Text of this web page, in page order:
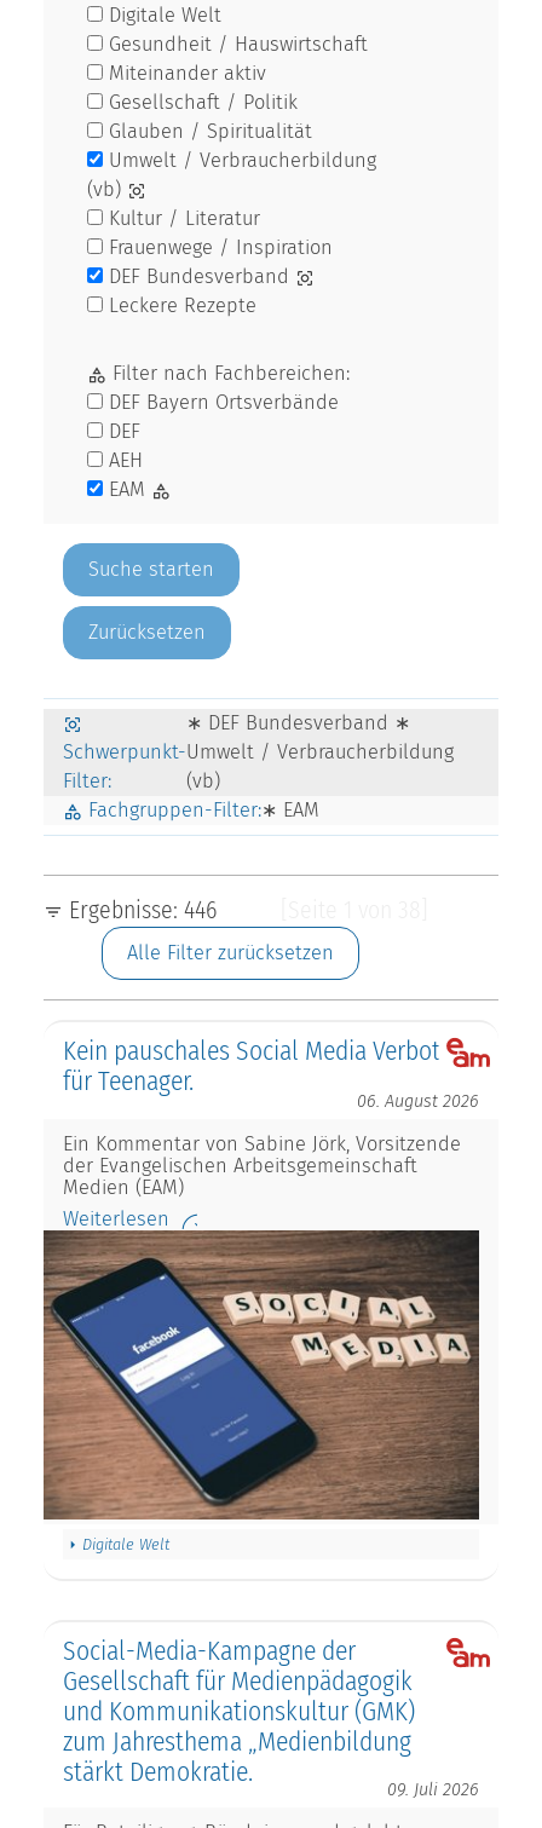
Digitale Welt
Gesundheit / Hauswirtschaft
Miteinander aktiv
Gesellschaft / Politik
Glauben / Spiritualität
Umwelt / Verbraucherbildung
(vb)
Kultur / Literatur
Frauenwege / Inspiration
DEF Bundesverband
Leckere Rezepte
Filter nach Fachbereichen:
DEF Bayern Ortsverbände
DEF
AEH
EAM
Zurücksetzen
Schwerpunkt-
Filter:
∗ DEF Bundesverband ∗
Umwelt / Verbraucherbildung
(vb)
Fachgruppen-Filter:∗ EAM
Ergebnisse: 446
Alle Filter zurücksetzen
Kein pauschales Social Media Verbot
für Teenager.
06. August 2026
Ein Kommentar von Sabine Jörk, Vorsitzende
der Evangelischen Arbeitsgemeinschaft
Medien (EAM)
Weiterlesen
Digitale Welt
Social-Media-Kampagne der
Gesellschaft für Medienpädagogik
und Kommunikationskultur (GMK)
zum Jahresthema „Medienbildung
stärkt Demokratie.
09. Juli 2026